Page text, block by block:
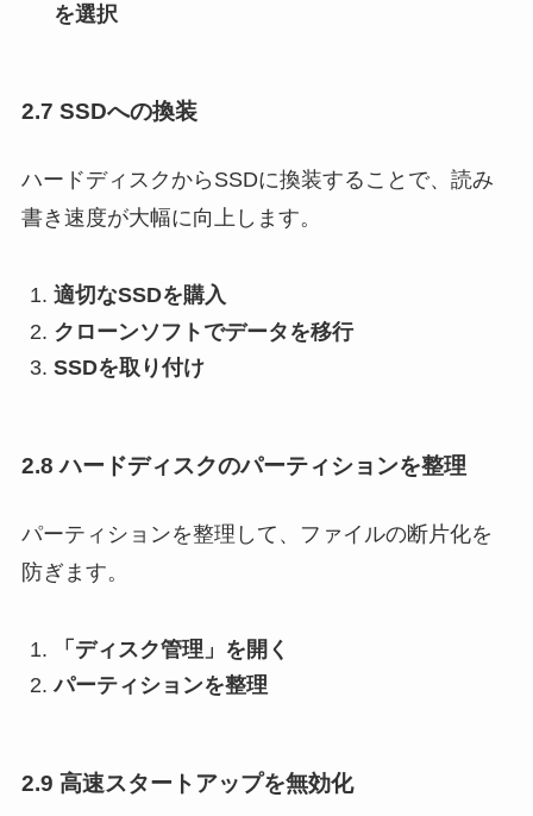
を選択
2.7 SSDへの換装
ハードディスクからSSDに換装することで、読み
書き速度が大幅に向上します。
適切なSSDを購入
クローンソフトでデータを移行
SSDを取り付け
2.8 ハードディスクのパーティションを整理
パーティションを整理して、ファイルの断片化を
防ぎます。
「ディスク管理」を開く
パーティションを整理
2.9 高速スタートアップを無効化